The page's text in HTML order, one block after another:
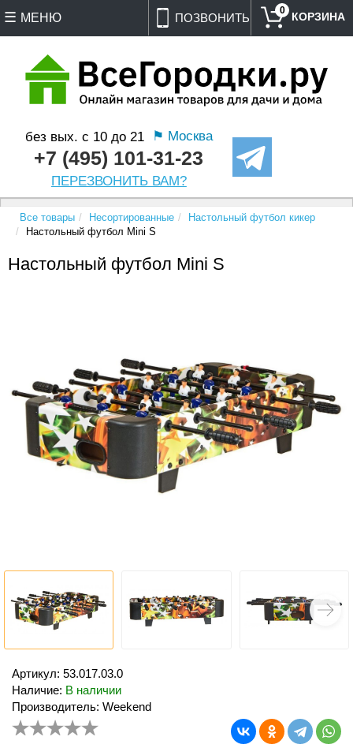
ПОЗВОНИТЬ
без вых. с 10 до 21 ⚑ Москва
+7 (495) 101-31-23
ПЕРЕЗВОНИТЬ ВАМ?
0
МЕНЮ
Все товары Несортированные
Настольный футбол кикер
Настольный футбол Mini S
Настольный футбол Mini S
Артикул: 53.017.03.0
Наличие: В наличии
Производитель: Weekend